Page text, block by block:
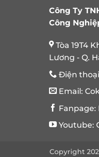
Công Ty
Công
Tòa 19T4
Lương - Q.
Điện
Email:
Fanpage:
Youtube:
Copyright